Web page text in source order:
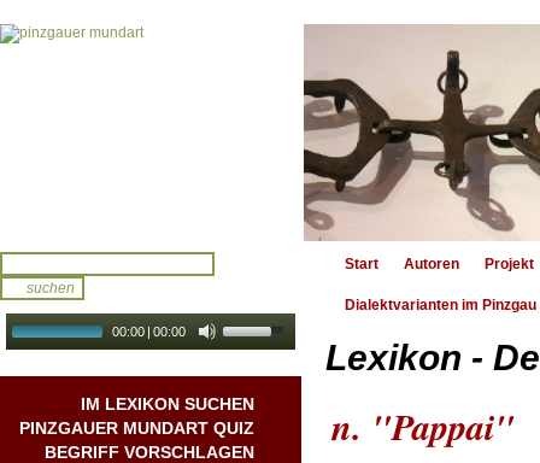
00:00 | 00:00
IM LEXIKON SUCHEN
PINZGAUER MUNDART QUIZ
BEGRIFF VORSCHLAGEN
Start Autoren Projekt
Dialektvarianten im Pinzgau
Lexikon -
n. "Pappai"